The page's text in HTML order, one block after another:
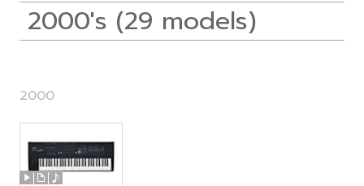
2000's (29 models)
2000